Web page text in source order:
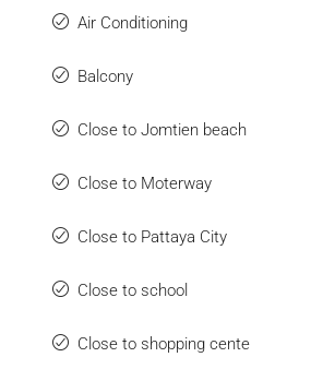
Air Conditioning
Balcony
Close to Jomtien beach
Close to Moterway
Close to Pattaya City
Close to school
Close to shopping cente